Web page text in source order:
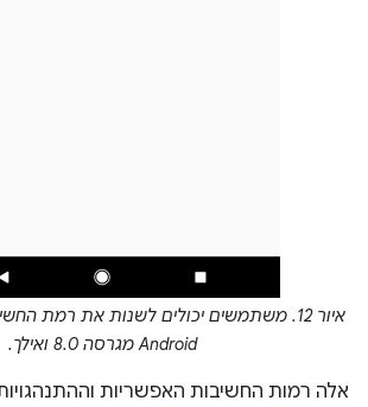
איור 12. משתמשים יכולים לשנות את רמת
Android מגרסה 8.0 ואילך.
אלה רמות החשיבות האפשריות